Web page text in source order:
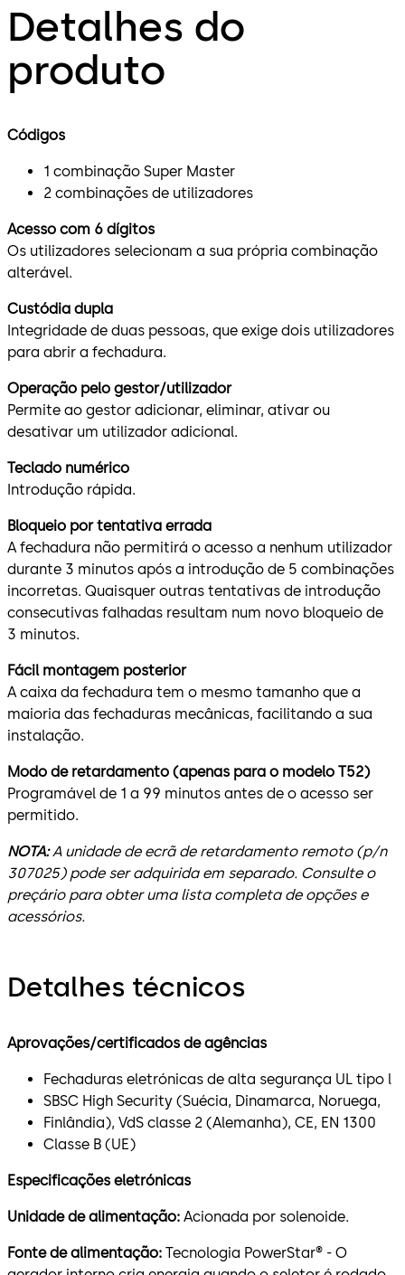
Detalhes do
produto
Códigos
1 combinação Super Master
2 combinações de utilizadores
Acesso com 6 dígitos
Os utilizadores selecionam a sua própria combinação
alterável.
Custódia dupla
Integridade de duas pessoas, que exige dois utilizadores
para abrir a fechadura.
Operação pelo gestor/utilizador
Permite ao gestor adicionar, eliminar, ativar ou
desativar um utilizador adicional.
Teclado numérico
Introdução rápida.
Bloqueio por tentativa errada
A fechadura não permitirá o acesso a nenhum utilizador
durante 3 minutos após a introdução de 5 combinações
incorretas. Quaisquer outras tentativas de introdução
consecutivas falhadas resultam num novo bloqueio de
3 minutos.
Fácil montagem posterior
A caixa da fechadura tem o mesmo tamanho que a
maioria das fechaduras mecânicas, facilitando a sua
instalação.
Modo de retardamento (apenas para o modelo T52)
Programável de 1 a 99 minutos antes de o acesso ser
permitido.
NOTA:A unidade de ecrã de retardamento remoto (p/n
307025) pode ser adquirida em separado. Consulte o
preçário para obter uma lista completa de opções e
acessórios.
Detalhes técnicos
Aprovações/certificados de agências
Fechaduras eletrónicas de alta segurança UL tipo l
SBSC High Security (Suécia, Dinamarca, Noruega,
Finlândia), VdS classe 2 (Alemanha), CE, EN 1300
Classe B (UE)
Especificações eletrónicas
Unidade de alimentação: Acionada por solenoide.
Fonte de alimentação: Tecnologia PowerStar® - O